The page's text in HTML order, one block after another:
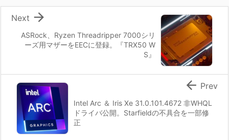
ASRock、Ryzen Threadripper 7000シリ
ーズ用マザーをEECに登録。『TRX50 W
S』

Next
Intel Arc ＆ Iris Xe 31.0.101.4672 非WHQL
ドライバ公開。Starfieldの不具合を一部修
正
 Prev